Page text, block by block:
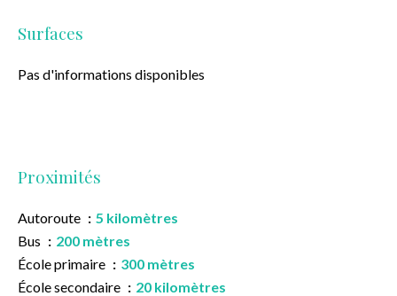
Surfaces
Pas d'informations disponibles
Proximités
Autoroute
5 kilomètres
Bus
200 mètres
École primaire
300 mètres
École secondaire
20 kilomètres